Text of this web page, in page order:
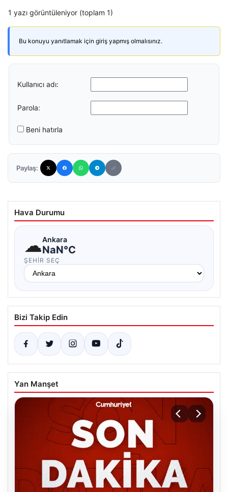
1 yazı görüntüleniyor (toplam 1)
Bu konuyu yanıtlamak için giriş yapmış olmalısınız.
Kullanıcı adı:
Parola:
Beni hatırla
Paylaş:
Hava Durumu
☁Ankara
NaN°C
ŞEHIR SEÇ
Bizi Takip Edin
Yan Manşet